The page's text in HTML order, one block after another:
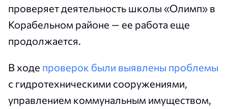
проверяет деятельность школы «Олимп» в
Корабельном районе — ее работа еще
продолжается.
В ходе проверок были выявлены проблемы
с гидротехническими сооружениями,
управлением коммунальным имуществом,